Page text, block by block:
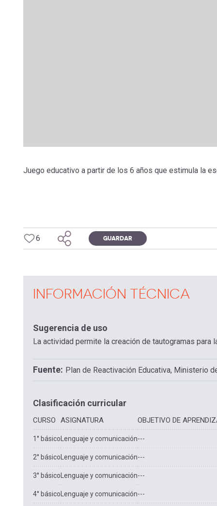
Juego educativo a partir de los 6 años que estimula la
6 GUARDAR
INFORMACIÓN TÉCNICA
Sugerencia de uso
La actividad permite la creación de tautogramas
Fuente Plan de Reactivación Educativa, Ministerio
Clasificación curricular
CURSO ASIGNATURA OBJETIVO DE
1° básico Lenguaje y comunicación---
2° básico Lenguaje y comunicación---
3° básico Lenguaje y comunicación---
4° básico Lenguaje y comunicación---